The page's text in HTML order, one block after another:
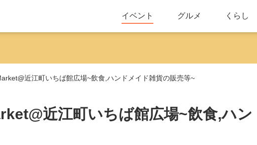
イベント グルメ くらし
近江町いちば館広場~飲食,ハンドメイド雑貨の販売等~
近江町いちば館広場~飲食,ハン